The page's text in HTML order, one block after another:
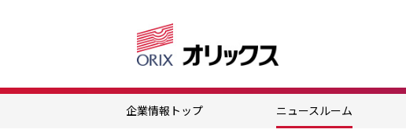
企業情報トップ ニュースルーム